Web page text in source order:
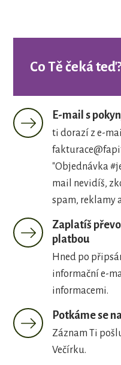
Co Tě čeká
E-mail s
ti dorazí z e-
"Objednávka
mail nevidíš,
spam, reklamy
Zaplatíš
platbou
Hned po
informační e-
informacemi.
Potkáme se
Záznam Ti
Večírku.